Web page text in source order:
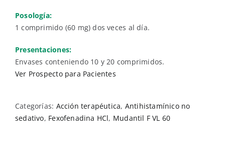
Posología:
1 comprimido (60 mg) dos veces al día.
Presentaciones:
Envases conteniendo 10 y 20 comprimidos.
Ver Prospecto para Pacientes
Categorías: Acción terapéutica, Antihistamínico no
sedativo, Fexofenadina HCl, Mudantil F VL 60